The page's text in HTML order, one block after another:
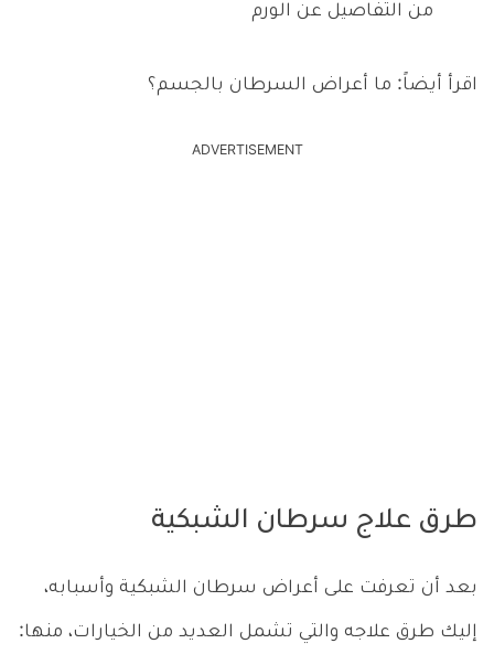
من التفاصيل عن الورم
اقرأ أيضاً: ما أعراض السرطان بالجسم؟
ADVERTISEMENT
طرق علاج سرطان الشبكية
بعد أن تعرفت على أعراض سرطان الشبكية وأسبابه،
إليك طرق علاجه والتي تشمل العديد من الخيارات، منها: